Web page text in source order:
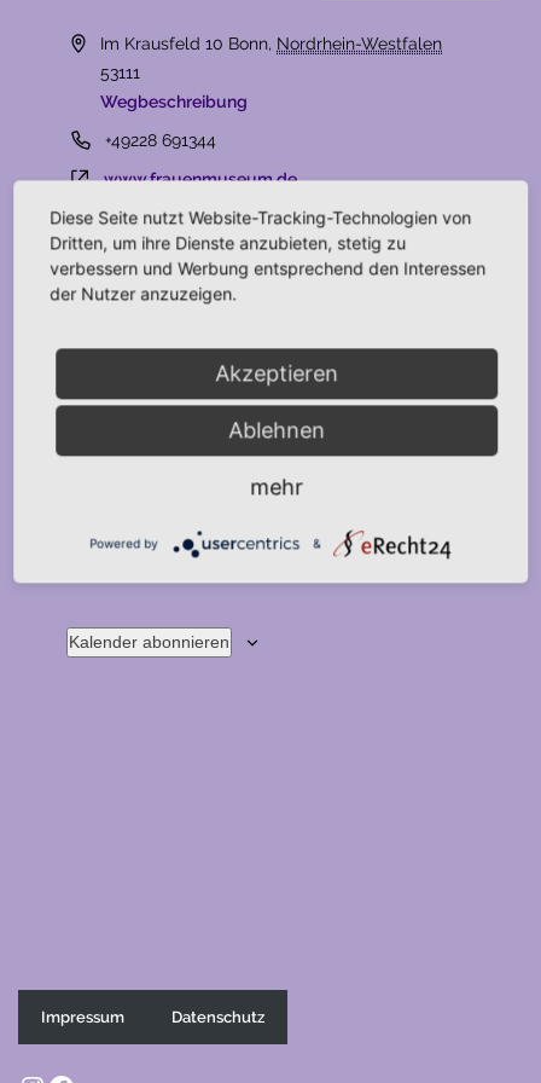
AdresseIm Krausfeld 10 Bonn, Nordrhein-Westfalen
53111
Wegbeschreibung
Telefon+49228 691344
Webseite
www.frauenmuseum.de
Veranstaltungen an
Hinweis
Es sind keine anstehenden Veranstaltungen
wählen.
Veranstaltungen
Nächste
Kalender abonnieren
Impressum Datenschutz
Diese Seite nutzt Website-Tracking-Technologien von
Dritten, um ihre Dienste anzubieten, stetig zu
verbessern und Werbung entsprechend den Interessen
der Nutzer anzuzeigen.
Akzeptieren
Ablehnen
mehr
Powered by &